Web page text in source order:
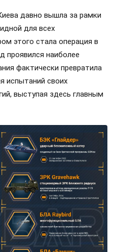
давно вышла за рамки
для всех
этого стала операция в
проявился наиболее
фактически превратила
испытаний своих
выступая здесь главным